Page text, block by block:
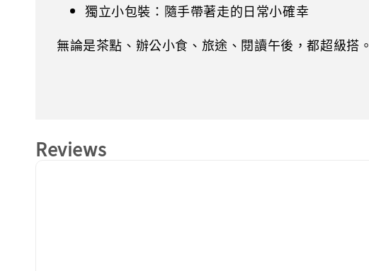
獨立小包裝：隨手帶著走的日常小確幸
無論是茶點、辦公小食、旅途、閱讀午後，都超級搭。
Reviews